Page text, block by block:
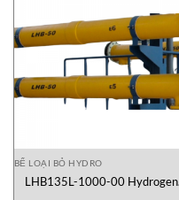
BỂ LOẠI BỎ HYDRO
LHB135L-1000-00 Hydrogen